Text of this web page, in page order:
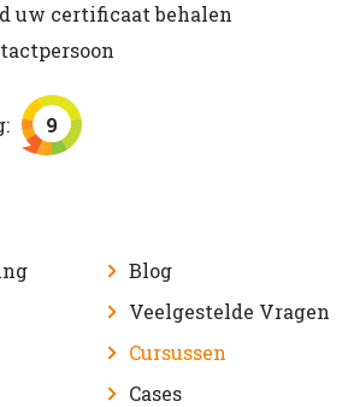
uw certificaat behalen
9
Blog
Veelgestelde Vragen
Cursussen
Cases